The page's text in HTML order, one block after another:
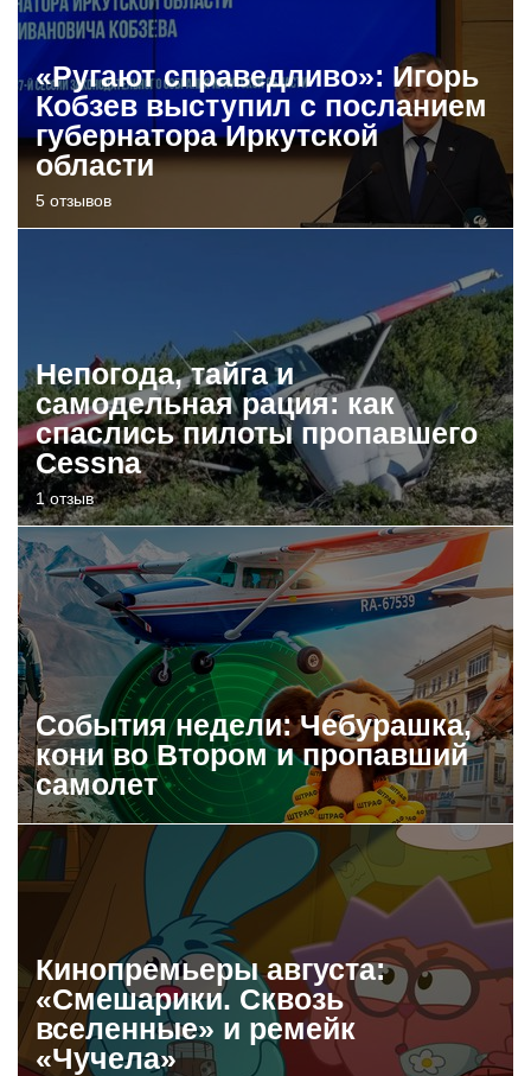
«Ругают справедливо»: Игорь
Кобзев выступил с посланием
губернатора Иркутской
области
5 отзывов
Непогода, тайга и
самодельная рация: как
спаслись пилоты пропавшего
Cessna
1 отзыв
События недели: Чебурашка,
кони во Втором и пропавший
самолет
Кинопремьеры августа:
«Смешарики. Сквозь
вселенные» и ремейк
«Чучела»